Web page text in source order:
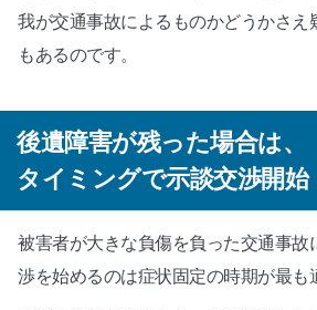
我が交通事故によるものかどうかさえ
もあるのです。
後遺障害が残った場合は、
タイミングで示談交渉開始
被害者が大きな負傷を負った交通事故
渉を始めるのは症状固定の時期が最も